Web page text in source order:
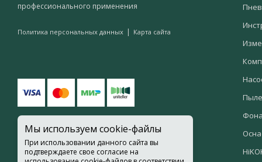
Мы используем cookie-файлы
При использовании данного сайта вы
подтверждаете свое согласие на
профессионального применения
Политика персональных данных | Карта сайта